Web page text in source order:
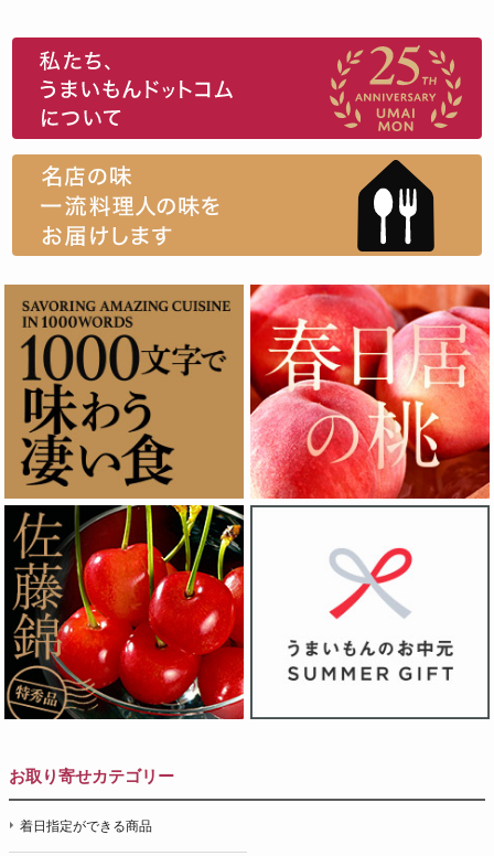
お取り寄せカテゴリー
着日指定ができる商品